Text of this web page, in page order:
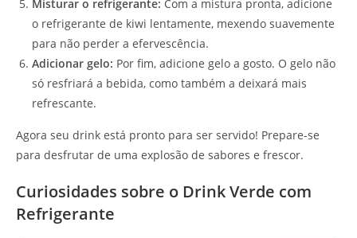
Misturar o refrigerante: Com a mistura pronta, adicione
o refrigerante de kiwi lentamente, mexendo suavemente
para não perder a efervescência.
Adicionar gelo: Por fim, adicione gelo a gosto. O gelo não
só resfriará a bebida, como também a deixará mais
refrescante.
Agora seu drink está pronto para ser servido! Prepare-se
para desfrutar de uma explosão de sabores e frescor.
Curiosidades sobre o Drink Verde com
Refrigerante